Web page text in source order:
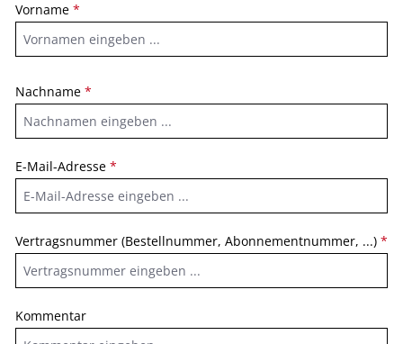
Vorname *
Nachname *
E-Mail-Adresse *
Vertragsnummer (Bestellnummer, Abonnementnummer, ...) *
Kommentar